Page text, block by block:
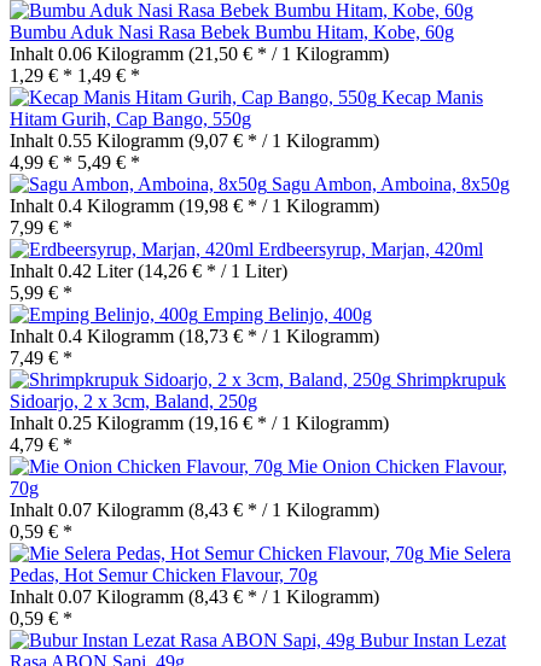
Bumbu Aduk Nasi Rasa Bebek Bumbu Hitam, Kobe, 60g
Inhalt 0.06 Kilogramm (21,50 € * / 1 Kilogramm)
1,29 € * 1,49 € *
Kecap Manis
Hitam Gurih, Cap Bango, 550g
Inhalt 0.55 Kilogramm (9,07 € * / 1 Kilogramm)
4,99 € * 5,49 € *
Sagu Ambon, Amboina, 8x50g
Inhalt 0.4 Kilogramm (19,98 € * / 1 Kilogramm)
7,99 € *
Erdbeersyrup, Marjan, 420ml
Inhalt 0.42 Liter(14,26 € * / 1 Liter)
5,99 € *
Emping Belinjo, 400g
Inhalt 0.4 Kilogramm (18,73 € * / 1 Kilogramm)
7,49 € *
Shrimpkrupuk
Sidoarjo, 2 x 3cm, Baland, 250g
Inhalt 0.25 Kilogramm (19,16 € * / 1 Kilogramm)
4,79 € *
Mie Onion Chicken Flavour,
70g
Inhalt 0.07 Kilogramm (8,43 € * / 1 Kilogramm)
0,59 € *
Mie Selera
Pedas, Hot Semur Chicken Flavour, 70g
Inhalt 0.07 Kilogramm (8,43 € * / 1 Kilogramm)
0,59 € *
Bubur Instan Lezat
Rasa ABON Sapi, 49g